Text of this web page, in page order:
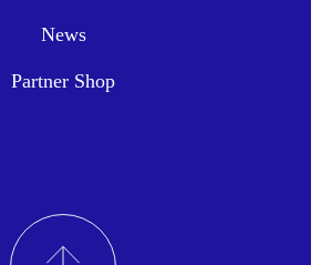
News
Partner Shop